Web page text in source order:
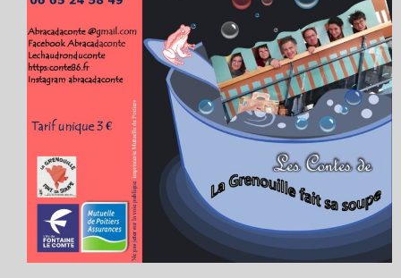
La Nouvelle République du 4 juillet
2018
La Nouvelle République du 4 juillet
CENTRE PRESSE 5 juillet 2018
Centre Presse du 5 juillet 2018
Centre Presse
Les actualités du collectif